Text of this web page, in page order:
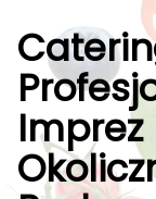
Imprez